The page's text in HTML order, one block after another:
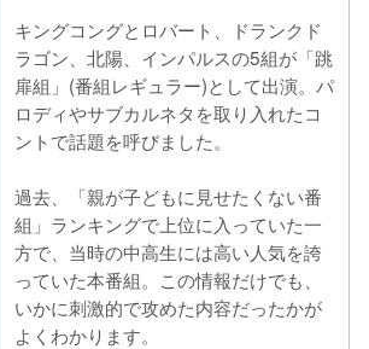
キングコングとロバート、ドランクド
ラゴン、北陽、インパルスの5組が「跳
扉組」(番組レギュラー)として出演。パ
ロディやサブカルネタを取り入れたコ
ントで話題を呼びました。
過去、「親が子どもに見せたくない番
組」ランキングで上位に入っていた一
方で、当時の中高生には高い人気を誇
っていた本番組。この情報だけでも、
いかに刺激的で攻めた内容だったかが
よくわかります。